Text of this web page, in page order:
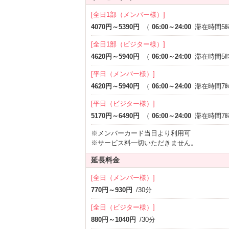
最短２０回のご利用で２０ポイントもらえ
詳細はホテル内・お部屋のご案内にてご確
皆様のご来店・ご参加心よりお待ち申し上
☆新しいレンタル品が増えました！☆
「ミラーボールカクテルライト」は全室
な空間を演出してくれるのでオススメです
★ＶＯＤを全室に導入いたしました！★
選べる厳選タイトル(邦画・洋画・お笑い
★ローション全室完備★
[全日1部（メンバー様）]
4070円～5390円
（ 06:00～24:00 滞在時間5
[全日1部（ビジター様）]
4620円～5940円
（ 06:00～24:00 滞在時間5
[平日（メンバー様）]
4620円～5940円
（ 06:00～24:00 滞在時間7
[平日（ビジター様）]
5170円～6490円
（ 06:00～24:00 滞在時間7
※メンバーカード当日より利用可
※サービス料一切いただきません。
延長料金
[全日（メンバー様）]
770円～930円 /30分
[全日（ビジター様）]
880円～1040円 /30分